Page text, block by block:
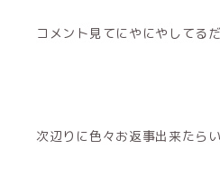
コメント見てにやにやしてる
次辺りに色々お返事出来たら